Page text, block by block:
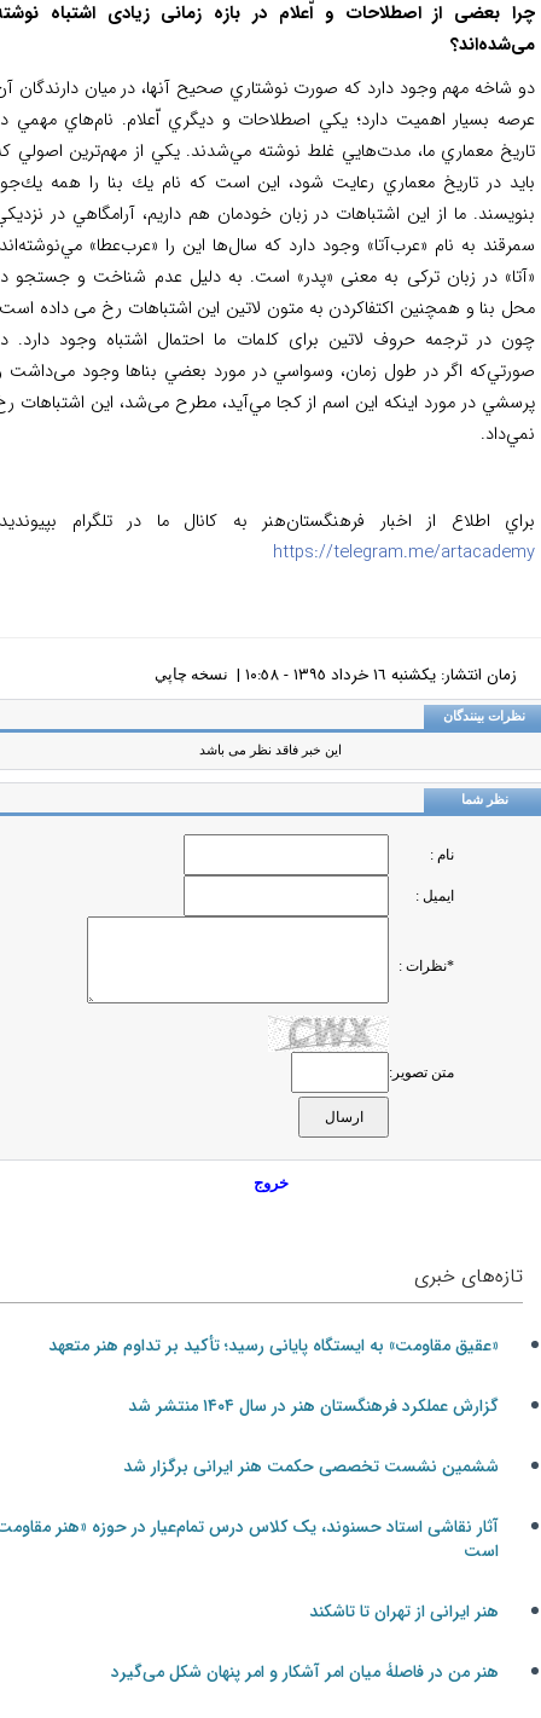
بعضی از اصطلاحات و اّعلام در بازه زمانی زیادی اشتباه نوشته
شاخه مهم وجود دارد كه صورت نوشتاري صحيح آنها، در ميان دارندگان آن
بسيار اهميت دارد؛ يكي اصطلاحات و ديگري اّعلام. نام‌هاي مهمي در
معماري ما، مدت‌هايي غلط نوشته مي‌شدند. يكي از مهم‌ترين اصولي كه
در تاريخ معماري رعايت شود، اين است كه نام يك بنا را همه يك‌جور
ما از اين اشتباهات در زبان خودمان هم داريم، آرامگاهي در نزديكي
به نام «عرب‌آتا» وجود دارد كه سال‌ها اين را «عرب‌عطا» مي‌نوشته‌اند.
در زبان ترکی به معنی «پدر» است. به دليل عدم شناخت و جستجو در
بنا و همچنین اکتفاکردن به متون لاتين این اشتباهات رخ می ‌داده است.
در ترجمه حروف لاتین برای کلمات ما احتمال اشتباه وجود دارد. در
اگر در طول زمان، وسواسي در مورد بعضي بناها وجود می‌داشت و
در مورد اينكه اين اسم از كجا مي‌آيد، مطرح می‌شد، اين اشتباهات رخ
اطلاع از اخبار فرهنگستان‌هنر به كانال ما در تلگرام بپيونديد:
https://telegram.me/
زمان انتشار: يکشنبه ١٦ خرداد ١٣٩٥ - ١٠:٥٨ | نسخه چاپي
بینندگان
این خبر فاقد نظر می باشد
نظر شما
نام :
ایمیل :
*نظرات :
متن تصویر:
خروج
تازه‌های خبری
«عقیق مقاومت» به ایستگاه پایانی رسید؛ تأکید بر تداوم هنر متعهد
گزارش عملکرد فرهنگستان هنر در سال ۱۴۰۴ منتشر شد
ششمین نشست تخصصی حکمت هنر ایرانی برگزار شد
آثار نقاشی استاد حسنوند، یک کلاس درس تمام‌عیار در حوزه «هنر مقاومت»
است
هنر ایرانی از تهران تا تاشکند
هنر من در فاصلۀ میان امر آشکار و امر پنهان شکل می‌گیرد